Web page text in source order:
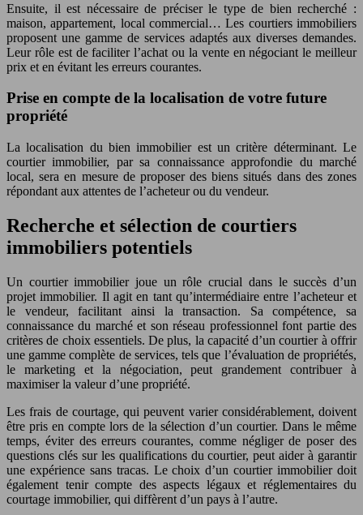
Ensuite, il est nécessaire de préciser le type de bien recherché :
maison, appartement, local commercial… Les courtiers immobiliers
proposent une gamme de services adaptés aux diverses demandes.
Leur rôle est de faciliter l’achat ou la vente en négociant le meilleur
prix et en évitant les erreurs courantes.
Prise en compte de la localisation de votre future
propriété
La localisation du bien immobilier est un critère déterminant. Le
courtier immobilier, par sa connaissance approfondie du marché
local, sera en mesure de proposer des biens situés dans des zones
répondant aux attentes de l’acheteur ou du vendeur.
Recherche et sélection de courtiers
immobiliers potentiels
Un courtier immobilier joue un rôle crucial dans le succès d’un
projet immobilier. Il agit en tant qu’intermédiaire entre l’acheteur et
le vendeur, facilitant ainsi la transaction. Sa compétence, sa
connaissance du marché et son réseau professionnel font partie des
critères de choix essentiels. De plus, la capacité d’un courtier à offrir
une gamme complète de services, tels que l’évaluation de propriétés,
le marketing et la négociation, peut grandement contribuer à
maximiser la valeur d’une propriété.
Les frais de courtage, qui peuvent varier considérablement, doivent
être pris en compte lors de la sélection d’un courtier. Dans le même
temps, éviter des erreurs courantes, comme négliger de poser des
questions clés sur les qualifications du courtier, peut aider à garantir
une expérience sans tracas. Le choix d’un courtier immobilier doit
également tenir compte des aspects légaux et réglementaires du
courtage immobilier, qui diffèrent d’un pays à l’autre.